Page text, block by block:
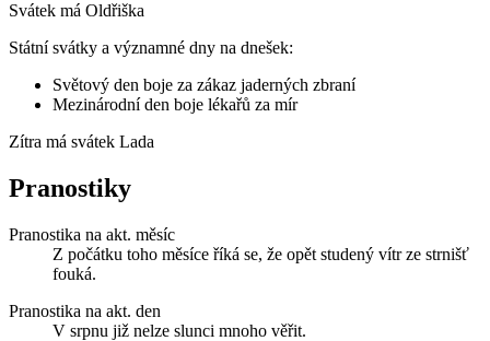
Svátek má Oldřiška
Státní svátky a významné dny na dnešek:
Světový den boje za zákaz jaderných zbraní
Mezinárodní den boje lékařů za mír
Zítra má svátek Lada
Pranostiky
Pranostika na akt. měsíc
Z počátku toho měsíce říká se, že opět studený vítr ze strnišť
fouká.
Pranostika na akt. den
V srpnu již nelze slunci mnoho věřit.